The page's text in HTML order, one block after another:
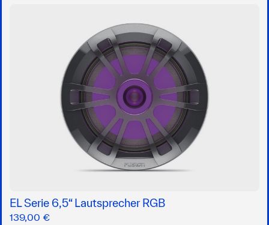
EL Serie 6,5“ Lautsprecher RGB
139,00 €